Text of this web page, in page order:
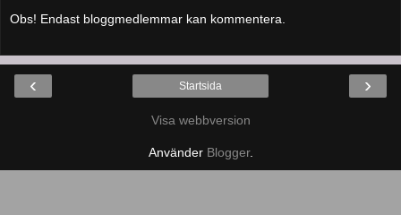
Obs! Endast bloggmedlemmar kan kommentera.
‹ ›
Startsida
Visa webbversion
Använder Blogger.